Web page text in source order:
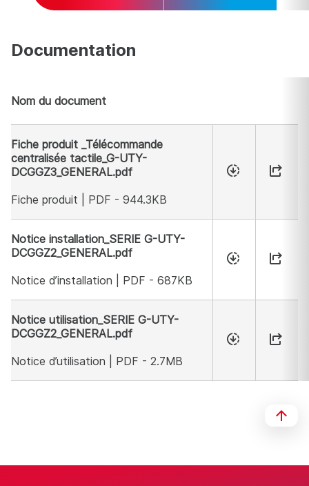
Documentation
Nom du document
Fiche produit _Télécommande
centralisée tactile_G-UTY-
DCGGZ3_GENERAL.pdf
Fiche produit | PDF - 944.3KB
Notice installation_SERIE G-UTY-
DCGGZ2_GENERAL.pdf
Notice d’installation | PDF - 687KB
Notice utilisation_SERIE G-UTY-
DCGGZ2_GENERAL.pdf
Notice d’utilisation | PDF - 2.7MB